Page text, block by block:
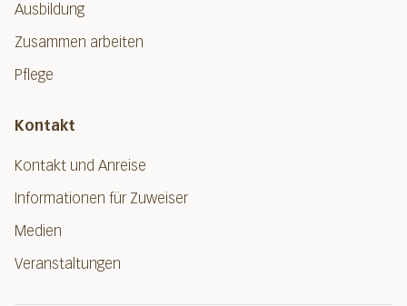
Ausbildung
Zusammen arbeiten
Pflege
Kontakt
Kontakt und Anreise
Informationen für Zuweiser
Medien
Veranstaltungen